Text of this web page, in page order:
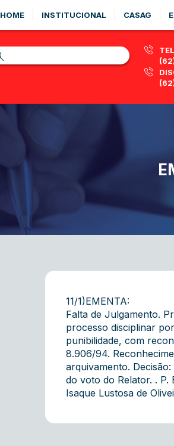
HOME INSTITUCIONAL CASAG
11/1)EMENTA:
Falta de Julgamento.
processo disciplinar
punibilidade, com
8.906/94.
arquivamento.
do voto do Relator. . P.
Isaque Lustosa de